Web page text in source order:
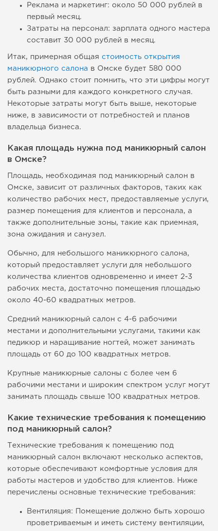
Реклама и маркетинг: около 50 000 рублей в
первый месяц.
Затраты на персонал: зарплата одного мастера
составит 30 000 рублей в месяц.
Итак, примерная общая стоимость открытия
маникюрного салона в Омске будет 580 000
рублей. Однако стоит помнить, что эти цифры могут
быть разными для каждого конкретного случая.
Некоторые затраты могут быть выше, некоторые
ниже, в зависимости от потребностей и планов
владельца бизнеса.
Какая площадь нужна под маникюрный салон
в Омске?
Площадь, необходимая под маникюрный салон в
Омске, зависит от различных факторов, таких как
количество рабочих мест, предоставляемые услуги,
размер помещения для клиентов и персонала, а
также дополнительные зоны, такие как приемная,
зона ожидания и санузел.
Обычно, для небольшого маникюрного салона,
который предоставляет услуги для небольшого
количества клиентов одновременно и имеет 2-3
рабочих места, достаточно помещения площадью
около 40-60 квадратных метров.
Средний маникюрный салон с 4-6 рабочими
местами и дополнительными услугами, такими как
педикюр и наращивание ногтей, может занимать
площадь от 60 до 100 квадратных метров.
Крупные маникюрные салоны с более чем 6
рабочими местами и широким спектром услуг могут
занимать площадь свыше 100 квадратных метров.
Какие технические требования к помещению
под маникюрный салон?
Технические требования к помещению под
маникюрный салон включают несколько аспектов,
которые обеспечивают комфортные условия для
работы мастеров и удобство для клиентов. Ниже
перечислены основные технические требования:
Вентиляция: Помещение должно быть хорошо
проветриваемым и иметь систему вентиляции,